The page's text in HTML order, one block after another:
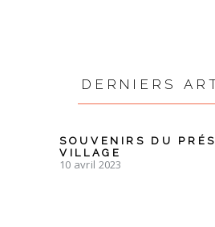
DERNIERS
SOUVENIRS DU
VILLAGE
10 avril 2023